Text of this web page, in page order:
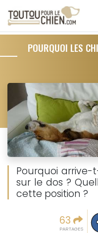
POURQUOI LES
Pourquoi
sur le dos ?
cette position ?
63
PARTAGES